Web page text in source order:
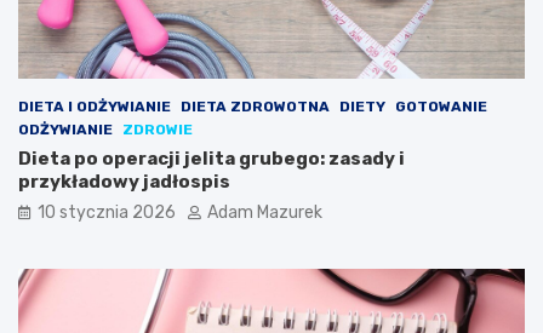
DIETA I ODŻYWIANIE DIETA ZDROWOTNA DIETY
GOTOWANIE
ODŻYWIANIE
ZDROWIE
Dieta po operacji jelita grubego: zasady i
przykładowy jadłospis
10 stycznia 2026 Adam Mazurek